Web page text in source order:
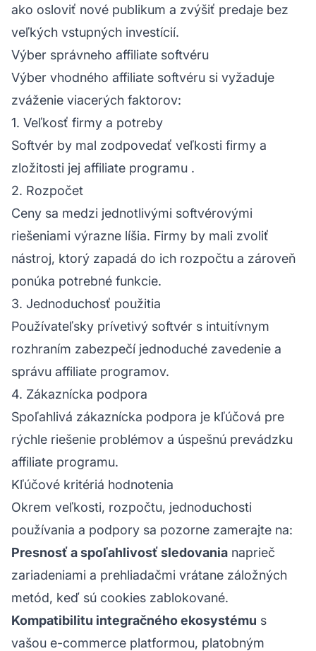
ako osloviť nové publikum a zvýšiť predaje bez
veľkých vstupných investícií.
Výber správneho affiliate softvéru
Výber vhodného affiliate softvéru si vyžaduje
zváženie viacerých faktorov:
1. Veľkosť firmy a potreby
Softvér by mal zodpovedať veľkosti firmy a
zložitosti jej affiliate programu .
2. Rozpočet
Ceny sa medzi jednotlivými softvérovými
riešeniami výrazne líšia. Firmy by mali zvoliť
nástroj, ktorý zapadá do ich rozpočtu a zároveň
ponúka potrebné funkcie.
3. Jednoduchosť použitia
Používateľsky prívetivý softvér s intuitívnym
rozhraním zabezpečí jednoduché zavedenie a
správu affiliate programov.
4. Zákaznícka podpora
Spoľahlivá zákaznícka podpora je kľúčová pre
rýchle riešenie problémov a úspešnú prevádzku
affiliate programu.
Kľúčové kritériá hodnotenia
Okrem veľkosti, rozpočtu, jednoduchosti
používania a podpory sa pozorne zamerajte na:
Presnosť a spoľahlivosť sledovania naprieč
zariadeniami a prehliadačmi vrátane záložných
metód, keď sú cookies zablokované.
Kompatibilitu integračného ekosystému s
vašou e-commerce platformou, platobným